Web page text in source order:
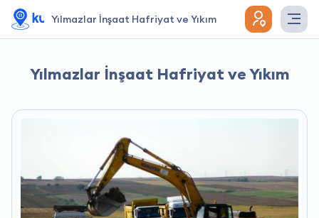
Yılmazlar İnşaat Hafriyat ve Yıkım
Yılmazlar İnşaat Hafriyat ve Yıkım